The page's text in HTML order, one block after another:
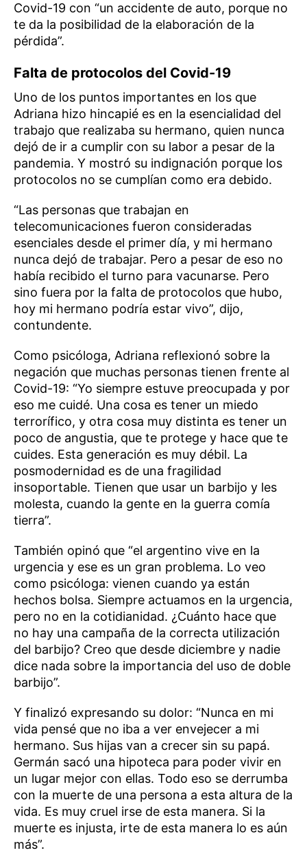
Covid-19 con “un accidente de auto, porque no
te da la posibilidad de la elaboración de la
pérdida”.
Falta de protocolos del Covid-19
Uno de los puntos importantes en los que
Adriana hizo hincapié es en la esencialidad del
trabajo que realizaba su hermano, quien nunca
dejó de ir a cumplir con su labor a pesar de la
pandemia. Y mostró su indignación porque los
protocolos no se cumplían como era debido.
“Las personas que trabajan en
telecomunicaciones fueron consideradas
esenciales desde el primer día, y mi hermano
nunca dejó de trabajar. Pero a pesar de eso no
había recibido el turno para vacunarse. Pero
sino fuera por la falta de protocolos que hubo,
hoy mi hermano podría estar vivo”, dijo,
contundente.
Como psicóloga, Adriana reflexionó sobre la
negación que muchas personas tienen frente al
Covid-19: “Yo siempre estuve preocupada y por
eso me cuidé. Una cosa es tener un miedo
terrorífico, y otra cosa muy distinta es tener un
poco de angustia, que te protege y hace que te
cuides. Esta generación es muy débil. La
posmodernidad es de una fragilidad
insoportable. Tienen que usar un barbijo y les
molesta, cuando la gente en la guerra comía
tierra”.
También opinó que “el argentino vive en la
urgencia y ese es un gran problema. Lo veo
como psicóloga: vienen cuando ya están
hechos bolsa. Siempre actuamos en la urgencia,
pero no en la cotidianidad. ¿Cuánto hace que
no hay una campaña de la correcta utilización
del barbijo? Creo que desde diciembre y nadie
dice nada sobre la importancia del uso de doble
barbijo”.
Y finalizó expresando su dolor: “Nunca en mi
vida pensé que no iba a ver envejecer a mi
hermano. Sus hijas van a crecer sin su papá.
Germán sacó una hipoteca para poder vivir en
un lugar mejor con ellas. Todo eso se derrumba
con la muerte de una persona a esta altura de la
vida. Es muy cruel irse de esta manera. Si la
muerte es injusta, irte de esta manera lo es aún
más”.